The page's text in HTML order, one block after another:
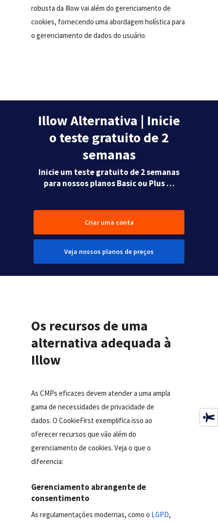
robusta da Illow vai além do gerenciamento de
cookies, fornecendo uma abordagem holística para
o gerenciamento de dados do usuário.
Illow Alternativa | Inicie
o teste gratuito de 2
semanas
Inicie um teste gratuito de 2 semanas
para nossos planos Basic ou Plus …
Criar uma conta
Veja nossos planos de preços
Os recursos de uma
alternativa adequada à
Illow
As CMPs eficazes devem atender a uma ampla
gama de necessidades de privacidade de
dados. O CookieFirst exemplifica isso ao
oferecer recursos que vão além do
gerenciamento de cookies. Veja o que o
diferencia:
Gerenciamento abrangente de
consentimento
As regulamentações modernas, como o LGPD,